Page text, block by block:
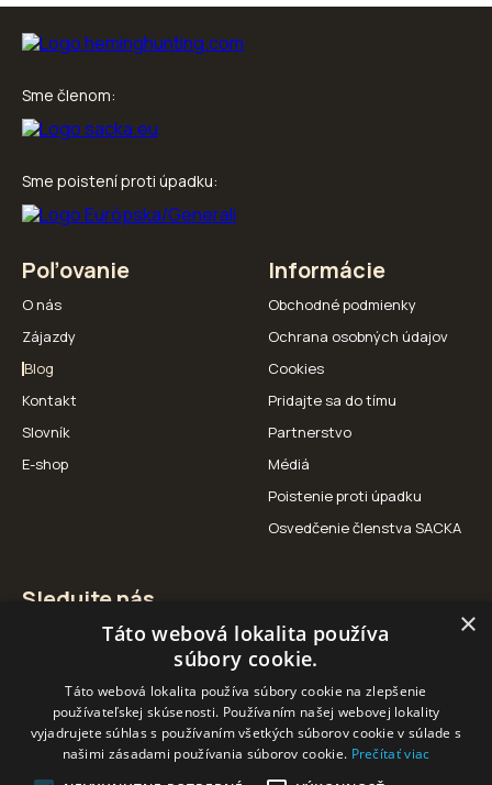
Sme členom:
Sme poistení proti úpadku:
Poľovanie
O nás
Zájazdy
Blog
Kontakt
Slovník
E-shop
Informácie
Obchodné podmienky
Ochrana osobných údajov
Cookies
Pridajte sa do tímu
Partnerstvo
Médiá
Poistenie proti úpadku
Osvedčenie členstva SACKA
Sledujte nás
Facebook Instagram YouTube ×
Táto webová lokalita používa
súbory cookie.
Táto webová lokalita používa súbory cookie na zlepšenie
používateľskej skúsenosti. Používaním našej webovej lokality
vyjadrujete súhlas s používaním všetkých súborov cookie v súlade s
našimi zásadami používania súborov cookie. Prečítať viac